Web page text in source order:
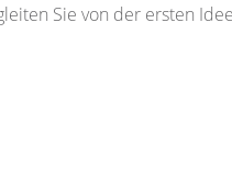
Sie von der ersten